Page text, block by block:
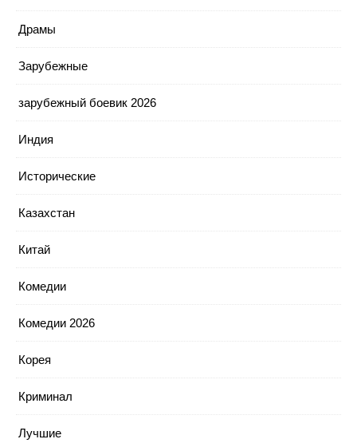
Драмы
Зарубежные
зарубежный боевик 2026
Индия
Исторические
Казахстан
Китай
Комедии
Комедии 2026
Корея
Криминал
Лучшие